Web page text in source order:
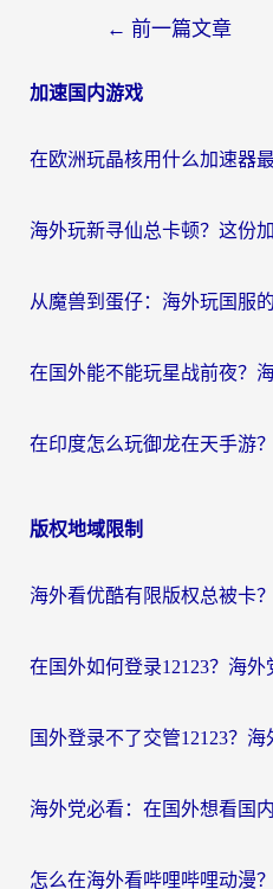
导
← 前一篇文章
加速国内游戏
版权地域限制